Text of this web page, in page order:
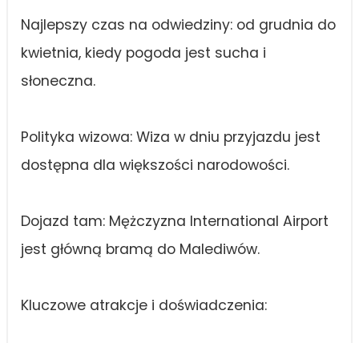
Najlepszy czas na odwiedziny: od grudnia do
kwietnia, kiedy pogoda jest sucha i
słoneczna.
Polityka wizowa: Wiza w dniu przyjazdu jest
dostępna dla większości narodowości.
Dojazd tam: Mężczyzna International Airport
jest główną bramą do Malediwów.
Kluczowe atrakcje i doświadczenia: